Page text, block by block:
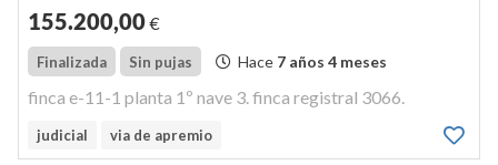
155.200,00€
Finalizada Sin pujas Hace 7 años 4 meses
finca e-11-1 planta 1º nave 3. finca registral 3066.
judicial via de apremio